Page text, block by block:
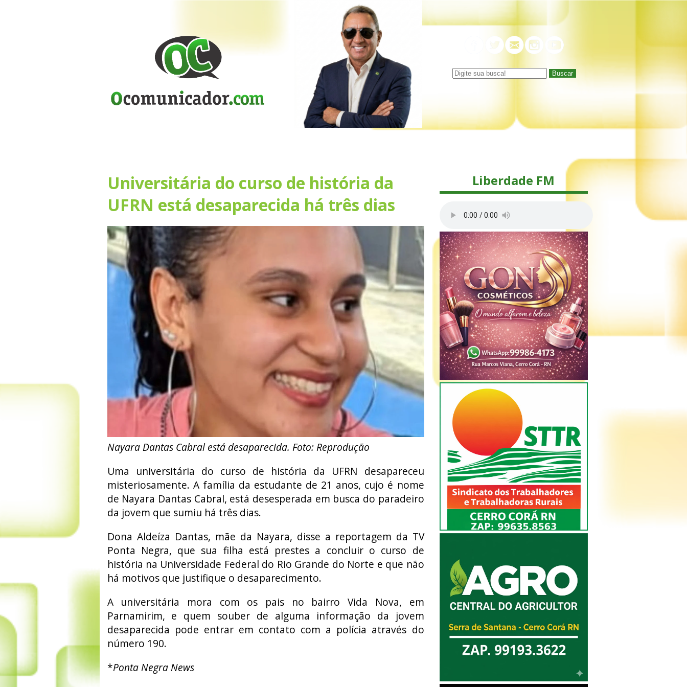
Buscar
Universitária do curso de história da
UFRN está desaparecida há três dias
Nayara Dantas Cabral está desaparecida. Foto: Reprodução
Uma universitária do curso de história da UFRN desapareceu
misteriosamente. A família da estudante de 21 anos, cujo é nome
de Nayara Dantas Cabral, está desesperada em busca do paradeiro
da jovem que sumiu há três dias.
Dona Aldeíza Dantas, mãe da Nayara, disse a reportagem da TV
Ponta Negra, que sua filha está prestes a concluir o curso de
história na Universidade Federal do Rio Grande do Norte e que não
há motivos que justifique o desaparecimento.
A universitária mora com os pais no bairro Vida Nova, em
Parnamirim, e quem souber de alguma informação da jovem
desaparecida pode entrar em contato com a polícia através do
número 190.
*Ponta Negra News
Liberdade FM